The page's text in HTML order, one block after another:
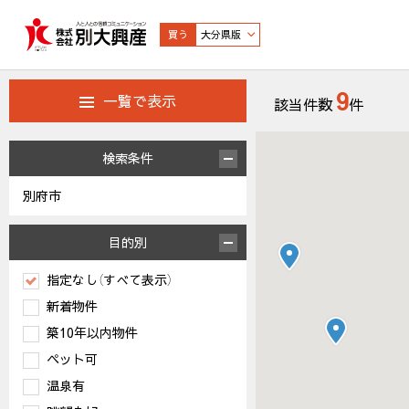
買う 大分県版
一覧で表示 該当件数9件
検索条件
別府市
目的別
指定なし（すべて表示）
新着物件
築10年以内物件
ペット可
温泉有